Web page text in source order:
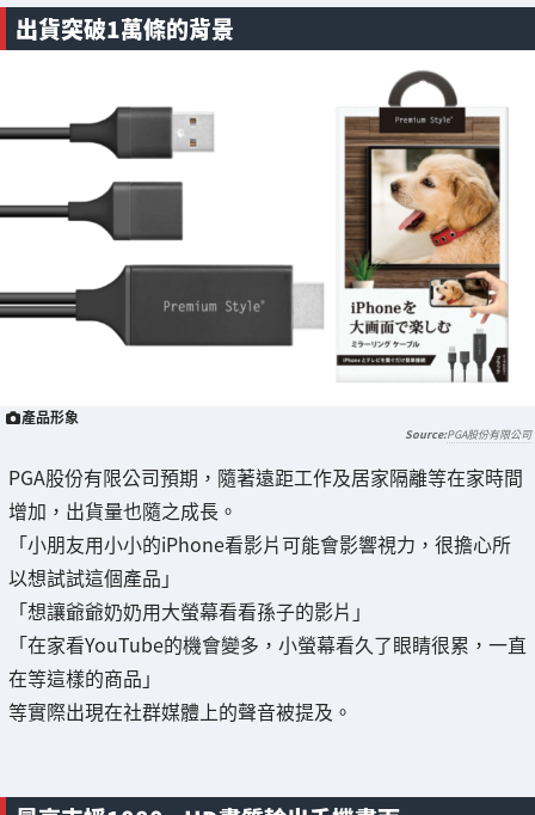
出貨突破1萬條的背景
產品形象
PGA股份有限公司
PGA股份有限公司預期，隨著遠距工作及居家隔離等在家時間
增加，出貨量也隨之成長。
「小朋友用小小的iPhone看影片可能會影響視力，很擔心所
以想試試這個產品」
「想讓爺爺奶奶用大螢幕看看孫子的影片」
「在家看YouTube的機會變多，小螢幕看久了眼睛很累，一直
在等這樣的商品」
等實際出現在社群媒體上的聲音被提及。